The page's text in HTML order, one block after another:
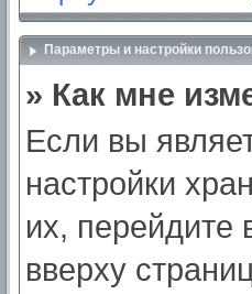
Параметры и настройки
» Как мне
Если вы
настройки
их, перейдите
вверху